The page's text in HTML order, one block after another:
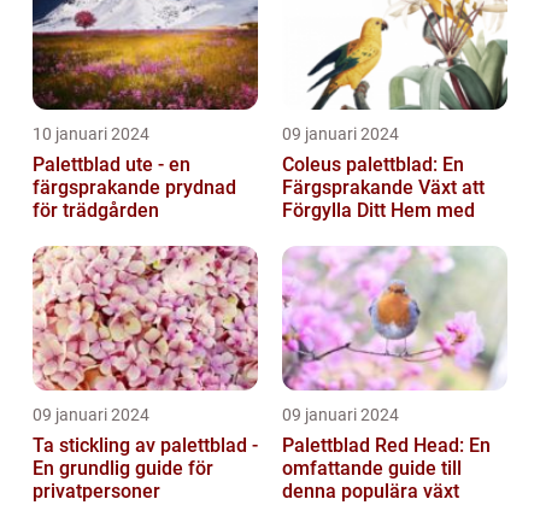
10 januari 2024
Palettblad ute - en
färgsprakande prydnad
för trädgården
09 januari 2024
Coleus palettblad: En
Färgsprakande Växt att
Förgylla Ditt Hem med
09 januari 2024
Ta stickling av palettblad -
En grundlig guide för
privatpersoner
09 januari 2024
Palettblad Red Head: En
omfattande guide till
denna populära växt